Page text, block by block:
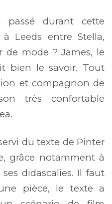
passé durant cette
Leeds entre Stella,
de mode ? James, le
bien le savoir. Tout
et compagnon de
très confortable
du texte de Pinter
grâce notamment à
didascalies. Il faut
pièce, le texte a